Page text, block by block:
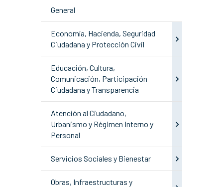
General
Economía, Hacienda, Seguridad
Ciudadana y Protección Civil
Educación, Cultura,
Comunicación, Participación
Ciudadana y Transparencia
Atención al Ciudadano,
Urbanismo y Régimen Interno y
Personal
Servicios Sociales y Bienestar
Obras, Infraestructuras y